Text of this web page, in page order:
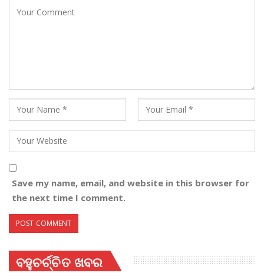
Save my name, email, and website in this browser for
the next time I comment.
ବହୁଚର୍ଚ୍ଚିତ ଖବର